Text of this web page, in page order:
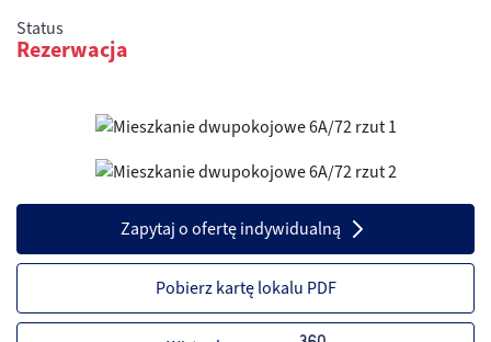
Status
Rezerwacja
Zapytaj o ofertę indywidualną
Pobierz kartę lokalu PDF